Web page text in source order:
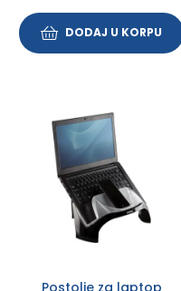
DODAJ U KORPU
Postolje za laptop